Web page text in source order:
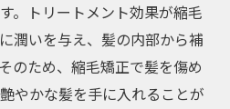
。トリートメント効果が縮毛
潤いを与え、髪の内部から補
のため、縮毛矯正で髪を傷め
やかな髪を手に入れることが